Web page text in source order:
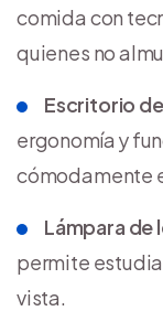
comida con
quienes no
Escritorio
ergonomía y
cómodamente
Lámpara de
permite
vista.